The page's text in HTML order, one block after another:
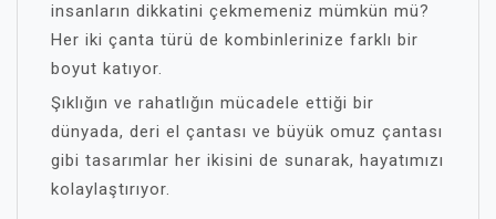
insanların dikkatini çekmemeniz mümkün mü?
Her iki çanta türü de kombinlerinize farklı bir
boyut katıyor.
Şıklığın ve rahatlığın mücadele ettiği bir
dünyada, deri el çantası ve büyük omuz çantası
gibi tasarımlar her ikisini de sunarak, hayatımızı
kolaylaştırıyor.